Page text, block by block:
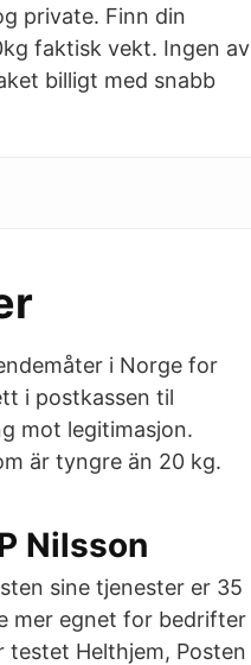
private. Finn din
faktisk vekt. Ingen av
billigt med snabb
i Norge for
i postkassen til
mot legitimasjon.
är tyngre än 20 kg.
Nilsson
sine tjenester er 35
mer egnet for bedrifter
Helthjem, Posten